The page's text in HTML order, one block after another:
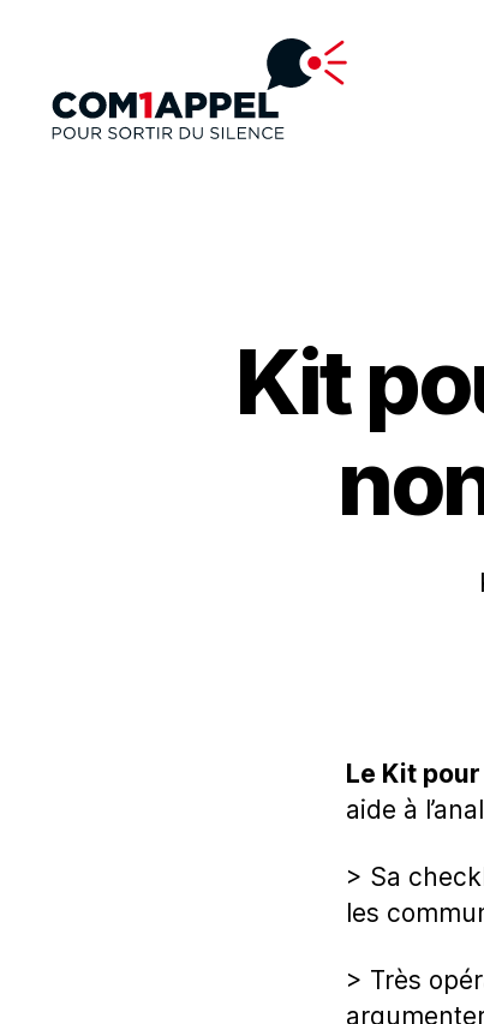
Kit
Le Kit
aide à
> Sa
les
> Très